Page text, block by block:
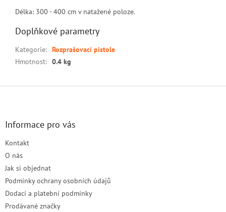
Délka: 300 - 400 cm v natažené poloze.
Doplňkové parametry
Kategorie: Rozprašovací pistole
Hmotnost: 0.4 kg
Informace pro vás
Kontakt
O nás
Jak si objednat
Podmínky ochrany osobních údajů
Dodací a platební podmínky
Prodávané značky